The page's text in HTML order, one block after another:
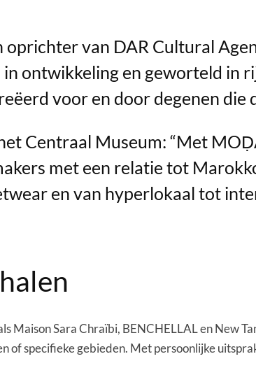
van DAR Cultural
ontwikkeling en geworteld in
voor en door degenen die
Centraal Museum: “Met
met een relatie tot
en van hyperlokaal tot
Maison Sara Chraïbi, BENCHELLAL en New
specifieke gebieden. Met persoonlijke